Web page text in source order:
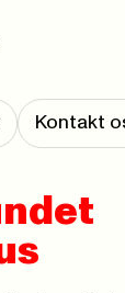
Kontakt